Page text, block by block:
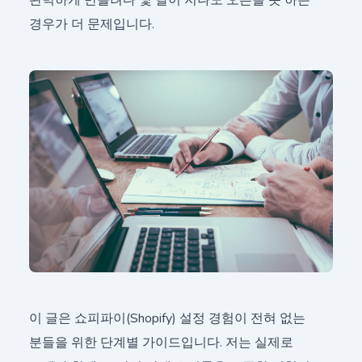
경우가 더 문제입니다.
이 글은 쇼피파이(Shopify) 설정 경험이 전혀 없는
분들을 위한 단계별 가이드입니다. 저는 실제로